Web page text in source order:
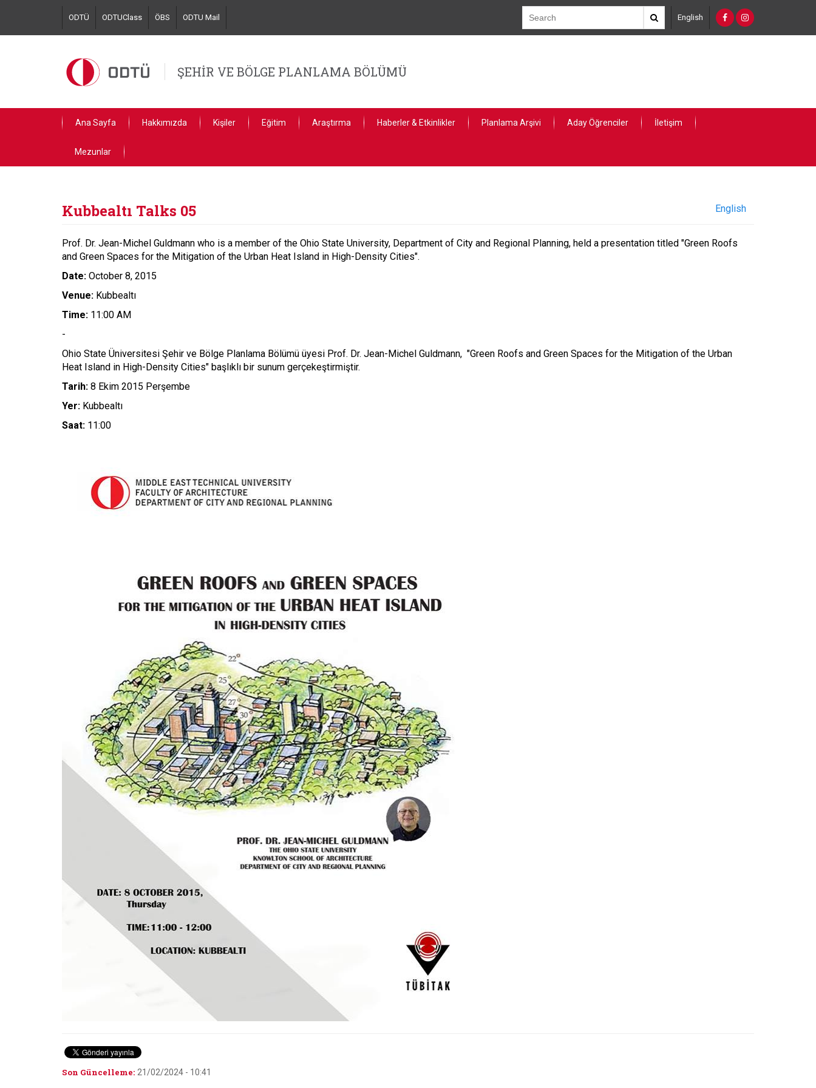
main
ODTÜ ODTUClass ÖBS ODTU Mail English
ŞEHİR VE BÖLGE PLANLAMA BÖLÜMÜ
Ana Sayfa Hakkımızda Kişiler Eğitim Araştırma Haberler & Etkinlikler Planlama Arşivi Aday Öğrenciler İletişim
Mezunlar
Kubbealtı Talks 05 English
Prof. Dr. Jean-Michel Guldmann who is a member of the Ohio State University, Department of City and Regional Planning, held a presentation titled "Green Roofs
and Green Spaces for the Mitigation of the Urban Heat Island in High-Density Cities".
Date: October 8, 2015
Venue: Kubbealtı
Time: 11:00 AM
-
Ohio State Üniversitesi Şehir ve Bölge Planlama Bölümü üyesi Prof. Dr. Jean-Michel Guldmann, "Green Roofs and Green Spaces for the Mitigation of the Urban
Heat Island in High-Density Cities" başlıklı bir sunum gerçekeştirmiştir.
Tarih: 8 Ekim 2015 Perşembe
Yer: Kubbealtı
Saat: 11:00
Son Güncelleme: 21/02/2024 - 10:41